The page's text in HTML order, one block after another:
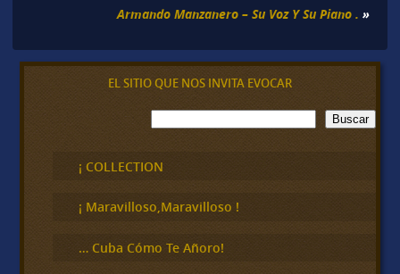
Armando Manzanero – Su Voz Y Su Piano . »
EL SITIO QUE NOS INVITA EVOCAR
B
u
c
a
Buscar
¡ COLLECTION
¡ Maravilloso,Maravilloso !
… Cuba Cómo Te Añoro!